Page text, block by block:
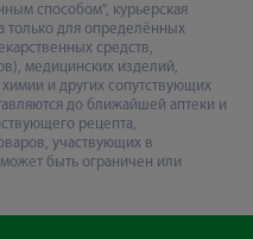
способом", курьерская
только для определённых
средств,
медицинских изделий,
и других сопутствующих
до ближайшей аптеки и
рецепта,
участвующих в
быть ограничен или